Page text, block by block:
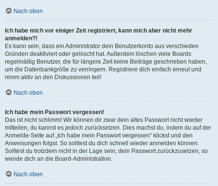
Nach oben
Ich habe mich vor einiger Zeit registriert, kann mich aber nicht mehr
anmelden?!
Es kann sein, dass ein Administrator dein Benutzerkonto aus verschieden
Gründen deaktiviert oder gelöscht hat. Außerdem löschen viele Boards
regelmäßig Benutzer, die für längere Zeit keine Beiträge geschrieben haben,
um die Datenbankgröße zu verringern. Registriere dich einfach erneut und
nimm aktiv an den Diskussionen teil!
Nach oben
Ich habe mein Passwort vergessen!
Das ist nicht schlimm! Wir können dir zwar dein altes Passwort nicht wieder
mitteilen, du kannst es jedoch zurücksetzen. Dies machst du, indem du auf der
Anmelde-Seite auf „Ich habe mein Passwort vergessen“ klickst und den
Anweisungen folgst. So solltest du dich schnell wieder anmelden können.
Solltest du trotzdem nicht in der Lage sein, dein Passwort zurückzusetzen, so
wende dich an die Board-Administration.
Nach oben